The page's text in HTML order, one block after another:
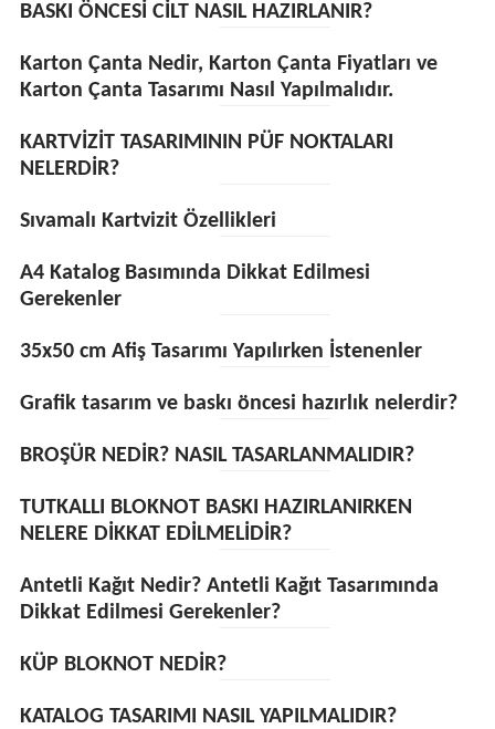
BASKI ÖNCESİ CİLT NASIL HAZIRLANIR?
Karton Çanta Nedir, Karton Çanta Fiyatları ve
Karton Çanta Tasarımı Nasıl Yapılmalıdır.
KARTVİZİT TASARIMININ PÜF NOKTALARI
NELERDİR?
Sıvamalı Kartvizit Özellikleri
A4 Katalog Basımında Dikkat Edilmesi
Gerekenler
35x50 cm Afiş Tasarımı Yapılırken İstenenler
Grafik tasarım ve baskı öncesi hazırlık nelerdir?
BROŞÜR NEDİR? NASIL TASARLANMALIDIR?
TUTKALLI BLOKNOT BASKI HAZIRLANIRKEN
NELERE DİKKAT EDİLMELİDİR?
Antetli Kağıt Nedir? Antetli Kağıt Tasarımında
Dikkat Edilmesi Gerekenler?
KÜP BLOKNOT NEDİR?
KATALOG TASARIMI NASIL YAPILMALIDIR?